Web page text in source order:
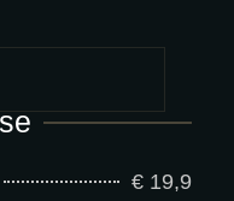
€ 19,9